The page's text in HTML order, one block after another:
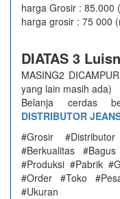
harga Grosir : 85.000
harga grosir : 75 000
DIATAS 3
MASING2
yang lain masih ada)
Belanja cerdas
DISTRIBUTOR
#Grosir
#Berkualitas
#Produksi #Pabrik
#Order #Toko
#Ukuran